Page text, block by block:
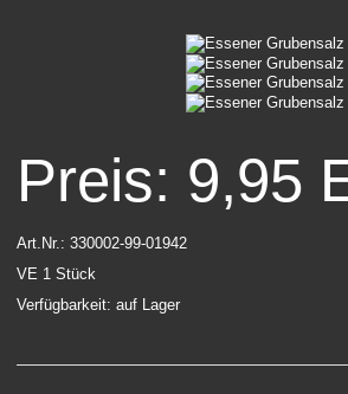
Preis: 9,95
Art.Nr.: 330002-99-01942
VE 1 Stück
Verfügbarkeit: auf Lager